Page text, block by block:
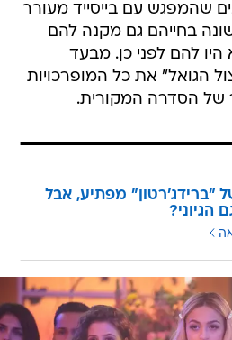
שהמפגש עם בייסייד מעורר
בחייהם גם מקנה להם
להם לפני כן. מבעד
הגואל" את כל המופרכויות
של הסדרה המקורית.
"ברידג'רטון" מפתיע, אבל
הגיוני?